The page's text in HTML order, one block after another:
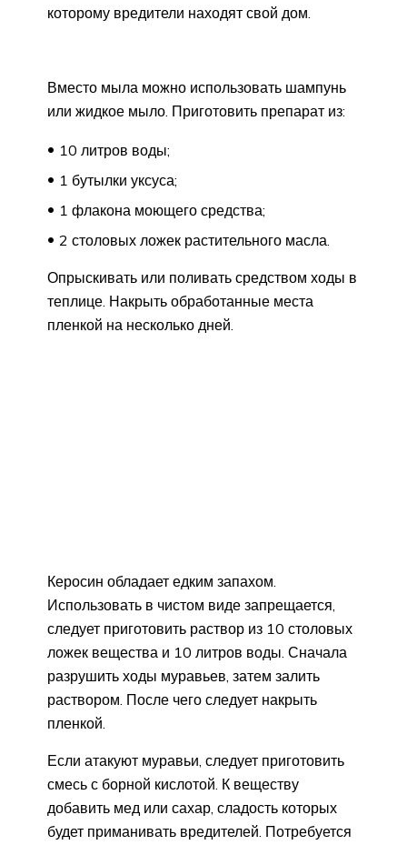
которому вредители находят свой дом.
Вместо мыла можно использовать шампунь
или жидкое мыло. Приготовить препарат из:
10 литров воды;
1 бутылки уксуса;
1 флакона моющего средства;
2 столовых ложек растительного масла.
Опрыскивать или поливать средством ходы в
теплице. Накрыть обработанные места
пленкой на несколько дней.
Керосин обладает едким запахом.
Использовать в чистом виде запрещается,
следует приготовить раствор из 10 столовых
ложек вещества и 10 литров воды. Сначала
разрушить ходы муравьев, затем залить
раствором. После чего следует накрыть
пленкой.
Если атакуют муравьи, следует приготовить
смесь с борной кислотой. К веществу
добавить мед или сахар, сладость которых
будет приманивать вредителей. Потребуется